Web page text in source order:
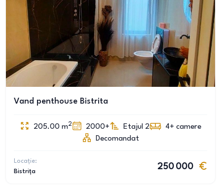
Vand penthouse Bistrita
205.00 m2 2000+ Etajul 2 4+ camere
Decomandat
Locație:
Bistrița
250 000